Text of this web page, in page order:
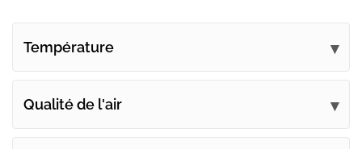
Température
Qualité de l'air